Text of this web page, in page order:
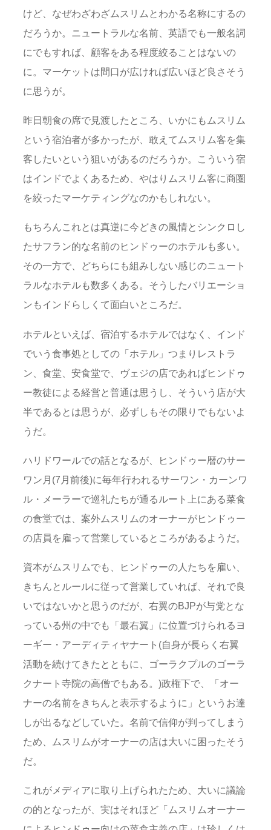
けど、なぜわざわざムスリムとわかる名称にするの
だろうか。ニュートラルな名前、英語でも一般名詞
にでもすれば、顧客をある程度絞ることはないの
に。マーケットは間口が広ければ広いほど良さそう
に思うが。
昨日朝食の席で見渡したところ、いかにもムスリム
という宿泊者が多かったが、敢えてムスリム客を集
客したいという狙いがあるのだろうか。こういう宿
はインドでよくあるため、やはりムスリム客に商圏
を絞ったマーケティングなのかもしれない。
もちろんこれとは真逆に今どきの風情とシンクロし
たサフラン的な名前のヒンドゥーのホテルも多い。
その一方で、どちらにも組みしない感じのニュート
ラルなホテルも数多くある。そうしたバリエーショ
ンもインドらしくて面白いところだ。
ホテルといえば、宿泊するホテルではなく、インド
でいう食事処としての「ホテル」つまりレストラ
ン、食堂、安食堂で、ヴェジの店であればヒンドゥ
ー教徒による経営と普通は思うし、そういう店が大
半であるとは思うが、必ずしもその限りでもないよ
うだ。
ハリドワールでの話となるが、ヒンドゥー暦のサー
ワン月(7月前後)に毎年行われるサーワン・カーンワ
ル・メーラーで巡礼たちが通るルート上にある菜食
の食堂では、案外ムスリムのオーナーがヒンドゥー
の店員を雇って営業しているところがあるようだ。
資本がムスリムでも、ヒンドゥーの人たちを雇い、
きちんとルールに従って営業していれば、それで良
いではないかと思うのだが、右翼のBJPが与党とな
っている州の中でも「最右翼」に位置づけられるヨ
ーギー・アーディティヤナート(自身が長らく右翼
活動を続けてきたとともに、ゴーラクプルのゴーラ
クナート寺院の高僧でもある。)政権下で、「オー
ナーの名前をきちんと表示するように」というお達
しが出るなどしていた。名前で信仰が判ってしまう
ため、ムスリムがオーナーの店は大いに困ったそう
だ。
これがメディアに取り上げられたため、大いに議論
の的となったが、実はそれほど「ムスリムオーナー